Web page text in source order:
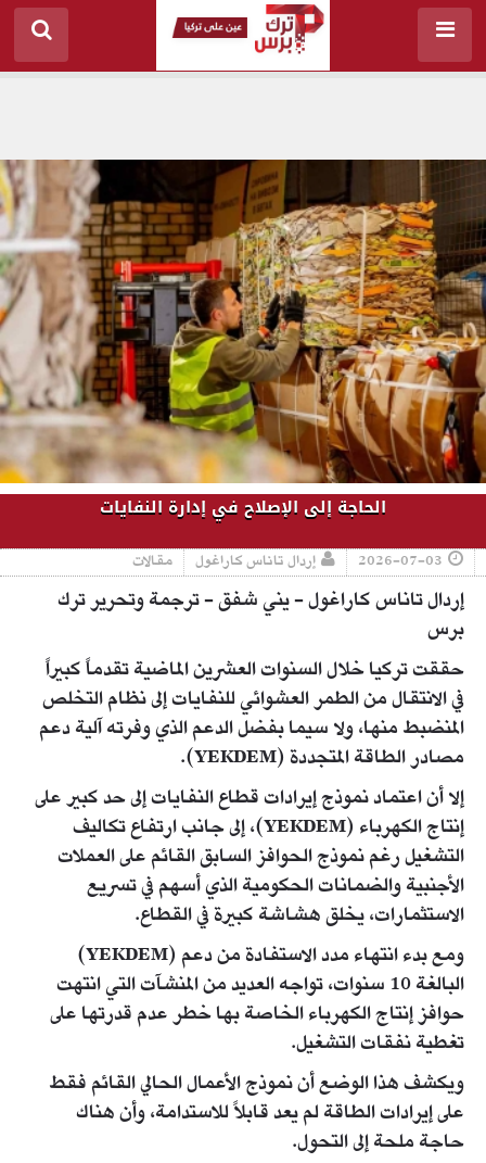
الحاجة إلى الإصلاح في إدارة النفايات
2026-07-03 إردال تاناس كاراغول مقالات
إردال تاناس كاراغول - يني شفق - ترجمة وتحرير ترك
برس
حققت تركيا خلال السنوات العشرين الماضية تقدماً كبيراً
في الانتقال من الطمر العشوائي للنفايات إلى نظام التخلص
المنضبط منها، ولا سيما بفضل الدعم الذي وفرته آلية دعم
مصادر الطاقة المتجددة (YEKDEM).
إلا أن اعتماد نموذج إيرادات قطاع النفايات إلى حد كبير على
إنتاج الكهرباء (YEKDEM)، إلى جانب ارتفاع تكاليف
التشغيل رغم نموذج الحوافز السابق القائم على العملات
الأجنبية والضمانات الحكومية الذي أسهم في تسريع
الاستثمارات، يخلق هشاشة كبيرة في القطاع.
ومع بدء انتهاء مدد الاستفادة من دعم (YEKDEM)
البالغة 10 سنوات، تواجه العديد من المنشآت التي انتهت
حوافز إنتاج الكهرباء الخاصة بها خطر عدم قدرتها على
تغطية نفقات التشغيل.
ويكشف هذا الوضع أن نموذج الأعمال الحالي القائم فقط
على إيرادات الطاقة لم يعد قابلاً للاستدامة، وأن هناك
حاجة ملحة إلى التحول.